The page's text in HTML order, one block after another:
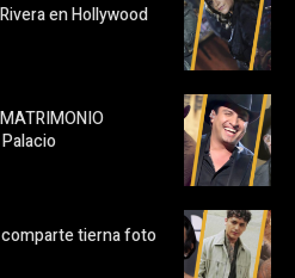
en Hollywood
comparte tierna foto